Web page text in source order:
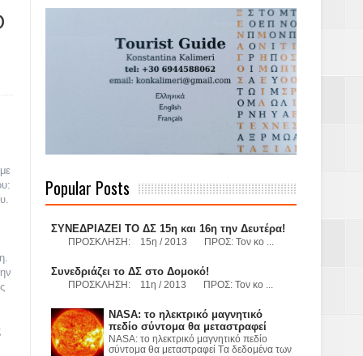
με σκοπό
Popular Posts
ΣΥΝΕΔΡΙΑΖΕΙ ΤΟ ΔΣ 15η και 16η την Δευτέρα!
ΠΡΟΣΚΛΗΣΗ: 15η / 2013 ΠΡΟΣ: Τον κο ...
Συνεδριάζει το ΔΣ στο Δομοκό!
ΠΡΟΣΚΛΗΣΗ: 11η / 2013 ΠΡΟΣ: Τον κο ...
NASA: το ηλεκτρικό μαγνητικό
πεδίο σύντομα θα μεταστραφεί
NASA: το ηλεκτρικό μαγνητικό πεδίο
σύντομα θα μεταστραφεί Tα δεδομένα των